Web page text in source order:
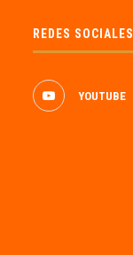
REDES SOCIALES
YOUTUBE